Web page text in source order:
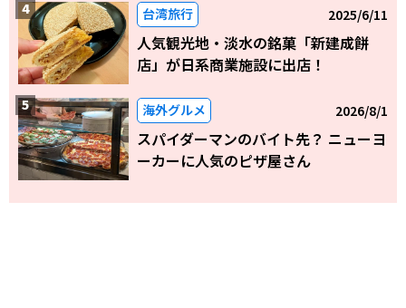
台湾旅行 2025/6/11
人気観光地・淡水の銘菓「新建成餅
店」が日系商業施設に出店！
海外グルメ 2026/8/1
スパイダーマンのバイト先？ ニューヨ
ーカーに人気のピザ屋さん